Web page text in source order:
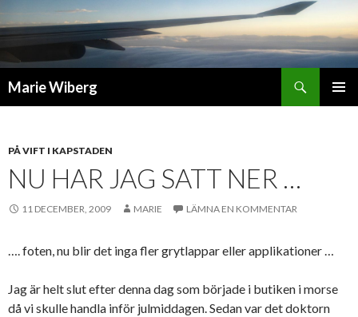
Marie Wiberg
PÅ VIFT I KAPSTADEN
NU HAR JAG SATT NER …
11 DECEMBER, 2009 MARIE LÄMNA EN KOMMENTAR
…. foten, nu blir det inga fler grytlappar eller applikationer …
Jag är helt slut efter denna dag som började i butiken i morse
då vi skulle handla inför julmiddagen. Sedan var det doktorn